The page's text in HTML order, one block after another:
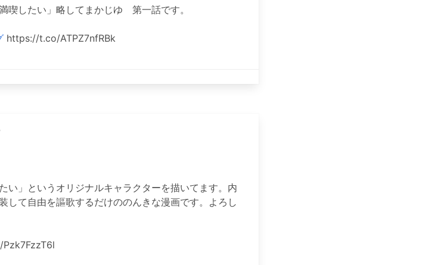
喫したい」略してまかじゆ 第一話です。
https://t.co/ATPZ7nfRBk
い」というオリジナルキャラクターを描いてます。内
して自由を謳歌するだけののんきな漫画です。よろし